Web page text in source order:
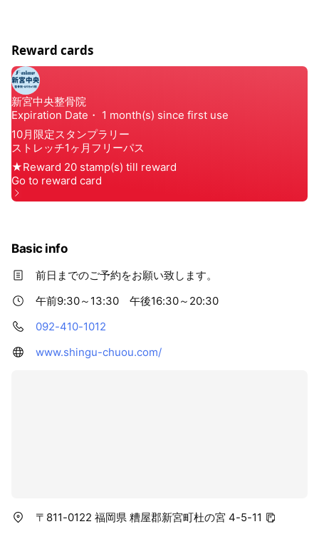
Reward cards
Basic info
前日までのご予約をお願い致します。
午前9:30～13:30 午後16:30～20:30
092-410-1012
www.shingu-chuou.com/
〒811-0122 福岡県 糟屋郡新宮町杜の宮 4-5-11